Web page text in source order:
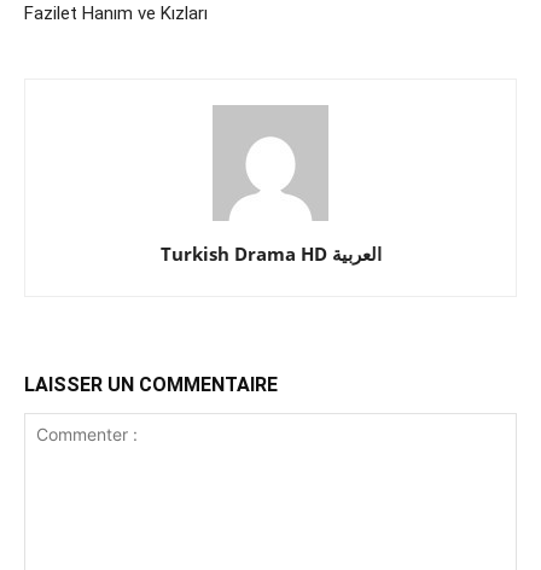
Fazilet Hanım ve Kızları
Turkish Drama HD العربية
LAISSER UN COMMENTAIRE